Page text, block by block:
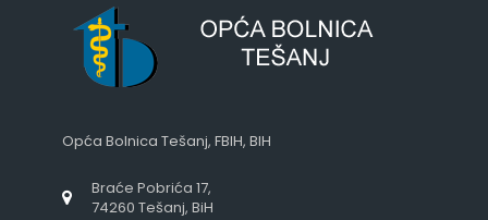
Opća Bolnica Tešanj, FBIH, BIH
Braće Pobrića 17,
74260 Tešanj, BiH